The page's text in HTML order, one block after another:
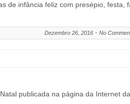
de infância feliz com presépio, festa,
Dezembro 26, 2016 No
publicada na página da Internet da